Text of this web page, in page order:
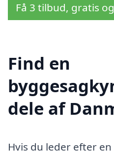
Få 3 tilbud, gratis
Find en
dele af
Hvis du leder efter